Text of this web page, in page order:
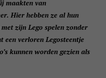
maakten van
Hier hebben ze al hun
zijn Lego spelen zonder
verloren Legosteentje
kunnen worden gezien als